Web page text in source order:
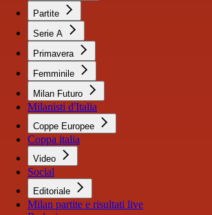
Partite
Serie A
Primavera
Femminile
Milan Futuro
Milanisti d'Italia
Coppe Europee
Coppa italia
Video
Social
Editoriale
Milan partite e risultati live